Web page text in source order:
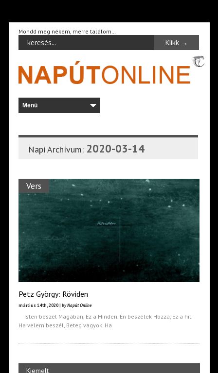
Mondd meg nékem, merre találom…
Napi Archívum: 2020-03-14
Vers
Petz György: Röviden
március 14th, 2020 | by Napút Online
Isten beszél Magában, Ez a Minden. Én beszélek Hozzá, Ez a hit.
Ha velem beszél, Beteg vagyok. Ha
Kiemelt